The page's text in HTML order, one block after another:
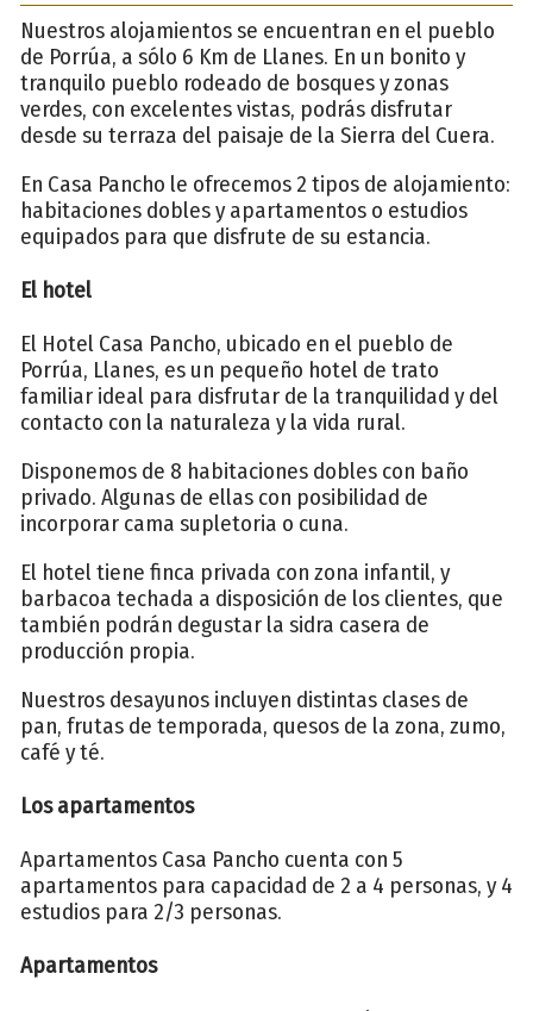
Nuestros alojamientos se encuentran en el pueblo
de Porrúa, a sólo 6 Km de Llanes. En un bonito y
tranquilo pueblo rodeado de bosques y zonas
verdes, con excelentes vistas, podrás disfrutar
desde su terraza del paisaje de la Sierra del Cuera.
En Casa Pancho le ofrecemos 2 tipos de alojamiento:
habitaciones dobles y apartamentos o estudios
equipados para que disfrute de su estancia.
El hotel
El Hotel Casa Pancho, ubicado en el pueblo de
Porrúa, Llanes, es un pequeño hotel de trato
familiar ideal para disfrutar de la tranquilidad y del
contacto con la naturaleza y la vida rural.
Disponemos de 8 habitaciones dobles con baño
privado. Algunas de ellas con posibilidad de
incorporar cama supletoria o cuna.
El hotel tiene finca privada con zona infantil, y
barbacoa techada a disposición de los clientes, que
también podrán degustar la sidra casera de
producción propia.
Nuestros desayunos incluyen distintas clases de
pan, frutas de temporada, quesos de la zona, zumo,
café y té.
Los apartamentos
Apartamentos Casa Pancho cuenta con 5
apartamentos para capacidad de 2 a 4 personas, y 4
estudios para 2/3 personas.
Apartamentos